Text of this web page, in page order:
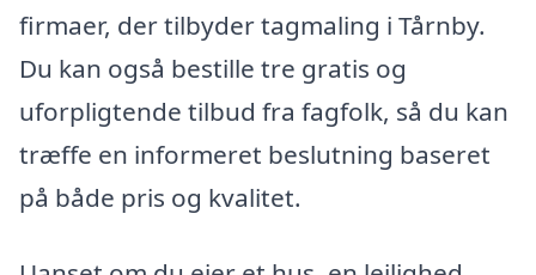
firmaer, der tilbyder tagmaling i Tårnby.
Du kan også bestille tre gratis og
uforpligtende tilbud fra fagfolk, så du kan
træffe en informeret beslutning baseret
på både pris og kvalitet.